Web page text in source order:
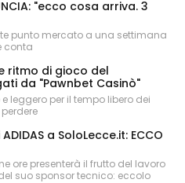
"ecco cosa arriva. 3
punto mercato a una settimana
conta
e ritmo di gioco del
da "Pawnbet Casinò"
leggero per il tempo libero dei
ADIDAS a SoloLecce.it: ECCO
ore presenterà il frutto del lavoro
suo sponsor tecnico: eccolo